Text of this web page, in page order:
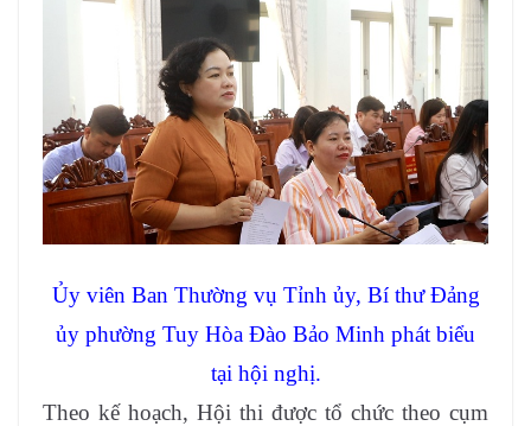
Ủy viên Ban Thường vụ Tỉnh ủy, Bí thư Đảng
ủy phường Tuy Hòa Đào Bảo Minh phát biểu
tại hội nghị.
Theo kế hoạch, Hội thi được tổ chức theo cụm